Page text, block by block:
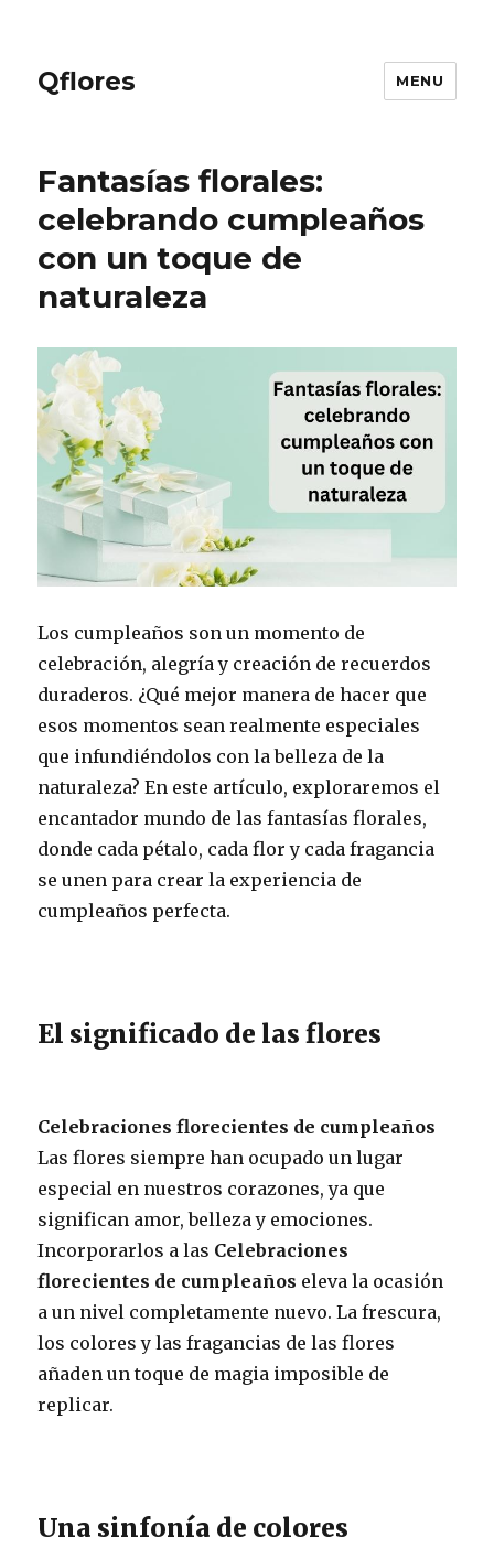
Qflores MENU
Fantasías florales:
celebrando cumpleaños
con un toque de
naturaleza
Los cumpleaños son un momento de
celebración, alegría y creación de recuerdos
duraderos. ¿Qué mejor manera de hacer que
esos momentos sean realmente especiales
que infundiéndolos con la belleza de la
naturaleza? En este artículo, exploraremos el
encantador mundo de las fantasías florales,
donde cada pétalo, cada flor y cada fragancia
se unen para crear la experiencia de
cumpleaños perfecta.
El significado de las flores
Celebraciones florecientes de cumpleaños
Las flores siempre han ocupado un lugar
especial en nuestros corazones, ya que
significan amor, belleza y emociones.
Incorporarlos a las Celebraciones
florecientes de cumpleaños eleva la ocasión
a un nivel completamente nuevo. La frescura,
los colores y las fragancias de las flores
añaden un toque de magia imposible de
replicar.
Una sinfonía de colores